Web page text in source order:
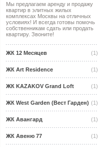
Мы предлагаем аренду и продажу
квартир в элитных жилых
комплексах Москвы на отличных
условиях! И всегда готовы помочь
собственникам сдать или продать
квартиру. Звоните!
(1)
ЖК 12 Месяцев
(1)
ЖК Art Residence
(1)
ЖК KAZAKOV Grand Loft
(1)
ЖК West Garden (Вест Гарден)
(1)
ЖК Авангард
(1)
ЖК Авеню 77